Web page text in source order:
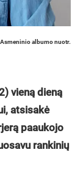
albumo nuotr.
vieną dieną
atsisakė
paaukojo
rankinių